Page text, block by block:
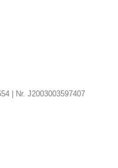
| Nr. J2003003597407